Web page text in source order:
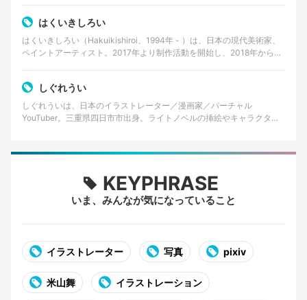
はくいきしろい
はくいきしろい（Hakuikishiroi、1994年 - ）は、日本の現代美術家、
ペイントアーティスト。2017年より制作活動を開始し、2018年から作
しぐれうい
しぐれういは、日本のイラストレーター／漫画家／バーチャル
YouTuber。三重県四日市市出身。ライトノベルの挿絵やキャラクター
KEYPHRASE
いま、みんなが気になっていること
イラストレーター 写真 pixiv
米山舞 イラストレーション